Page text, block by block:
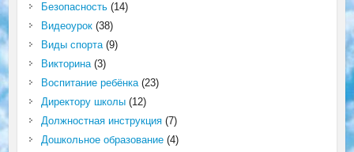
Безопасность(14)
Видеоурок(38)
Виды спорта(9)
Викторина(3)
Воспитание ребёнка(23)
Директору школы(12)
Должностная инструкция(7)
Дошкольное образование(4)